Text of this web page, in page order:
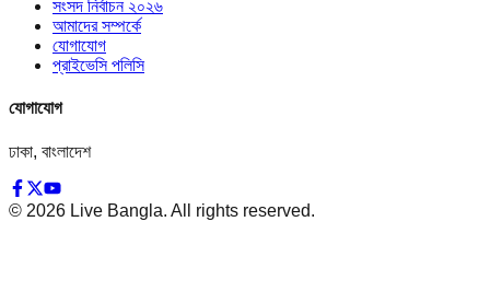
সংসদ নির্বাচন ২০২৬
আমাদের সম্পর্কে
যোগাযোগ
প্রাইভেসি পলিসি
যোগাযোগ
ঢাকা, বাংলাদেশ
© 2026 Live Bangla. All rights reserved.